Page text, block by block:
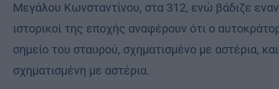
Μεγάλου Κωνσταντίνου, στα 312, ενώ βάδιζε
ιστορικοί της εποχής αναφέρουν ότι ο
σημείο του σταυρού, σχηματισμένο με αστέρια,
σχηματισμένη με αστέρια.